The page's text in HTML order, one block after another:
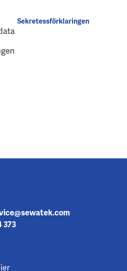
Sekretessförklaringen
373